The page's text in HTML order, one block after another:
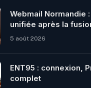
Webmail Normandie
unifiée après la
5 août 2026
ENT95 : connexion,
complet